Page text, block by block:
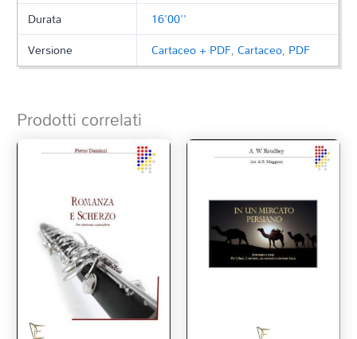
Durata
16'00''
Versione
Cartaceo + PDF,Cartaceo, PDF
Prodotti correlati